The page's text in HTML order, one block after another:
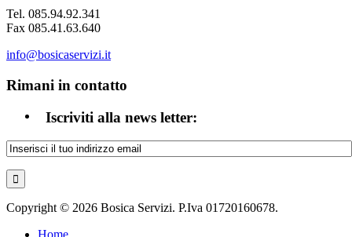
Tel. 085.94.92.341
Fax 085.41.63.640
info@bosicaservizi.it
Rimani in contatto
Iscriviti alla news letter:
Copyright © 2026 Bosica Servizi. P.Iva 01720160678.